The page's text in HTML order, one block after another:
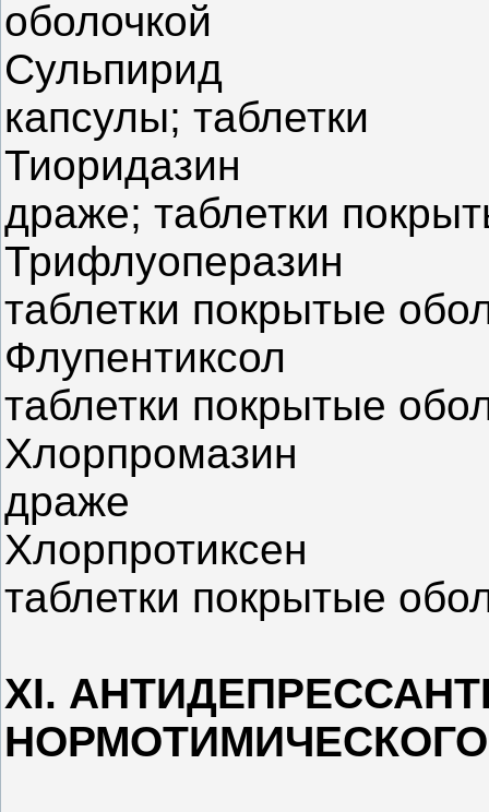
оболочкой
Сульпирид
капсулы; таблетки
Тиоридазин
драже; таблетки
Трифлуоперазин
таблетки покрытые
Флупентиксол
таблетки покрытые
Хлорпромазин
драже
Хлорпротиксен
таблетки покрытые
XI.